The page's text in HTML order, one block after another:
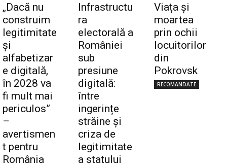
„Dacă nu
construim
legitimitate
și
alfabetizar
e digitală,
în 2028 va
fi mult mai
periculos”
–
avertismen
t pentru
România
Infrastructu
ra
electorală a
României
sub
presiune
digitală:
între
ingerințe
străine și
criza de
legitimitate
a statului
Viața și
moartea
prin ochii
locuitorilor
din
Pokrovsk
RECOMANDATE